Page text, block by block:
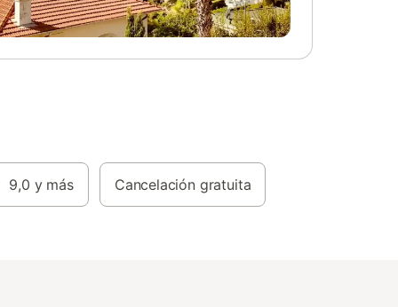
9,0 y más Cancelación gratuita